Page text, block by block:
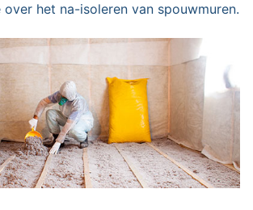
het na-isoleren van spouwmuren.